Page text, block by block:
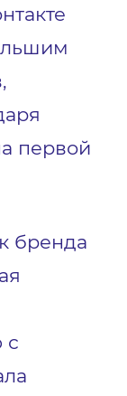
первой
бренда
с